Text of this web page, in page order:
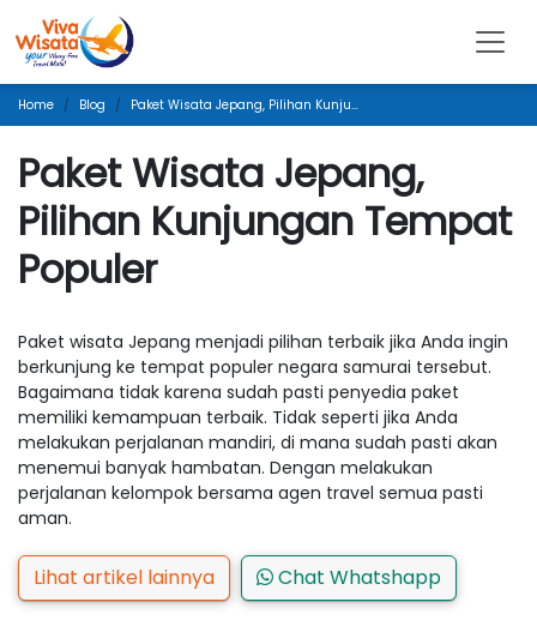
Home Blog Paket Wisata Jepang, Pilihan Kunjungan Tempat Populer
Paket Wisata Jepang,
Pilihan Kunjungan Tempat
Populer
Paket wisata Jepang menjadi pilihan terbaik jika Anda ingin
berkunjung ke tempat populer negara samurai tersebut.
Bagaimana tidak karena sudah pasti penyedia paket
memiliki kemampuan terbaik. Tidak seperti jika Anda
melakukan perjalanan mandiri, di mana sudah pasti akan
menemui banyak hambatan. Dengan melakukan
perjalanan kelompok bersama agen travel semua pasti
aman.
Lihat artikel lainnya Chat Whatshapp